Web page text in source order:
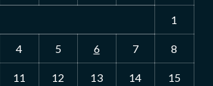
1
4 5 6 7 8
11 12 13 14 15